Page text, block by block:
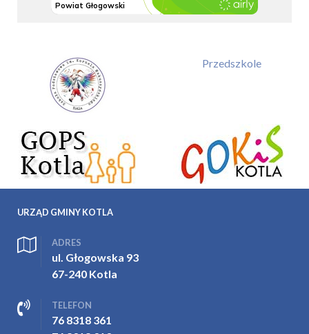
Przedszkole
URZĄD GMINY KOTLA
ADRES
ul. Głogowska 93
67-240 Kotla
TELEFON
76 8318 361